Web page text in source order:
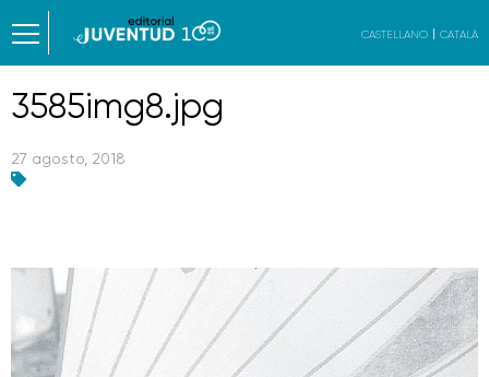
CASTELLANO CATALÀ
3585img8.jpg
27 agosto, 2018